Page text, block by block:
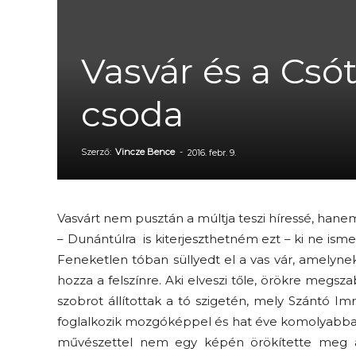
Vasvár és a
csoda
Szerző: Vincze Bence - 2016. febr. 9.
Vasvárt nem pusztán a múltja teszi híressé,
– Dunántúlra is kiterjeszthetném ezt – ki ne
Feneketlen tóban süllyedt el a vas vár,
hozza a felszínre. Aki elveszi tőle, örökre
szobrot állítottak a tó szigetén, mely Szántó
foglalkozik mozgóképpel és hat éve
művészettel nem egy képén örökítette meg